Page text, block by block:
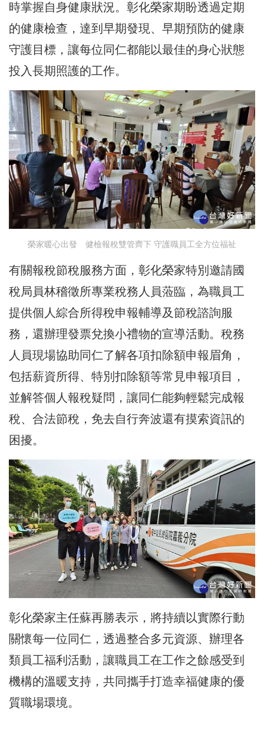
時掌握自身健康狀況。彰化榮家期盼透過定期
的健康檢查，達到早期發現、早期預防的健康
守護目標，讓每位同仁都能以最佳的身心狀態
投入長期照護的工作。
榮家暖心出發 健檢報稅雙管齊下 守護職員工全方位福祉
有關報稅節稅服務方面，彰化榮家特別邀請國
稅局員林稽徵所專業稅務人員蒞臨，為職員工
提供個人綜合所得稅申報輔導及節稅諮詢服
務，還辦理發票兌換小禮物的宣導活動。稅務
人員現場協助同仁了解各項扣除額申報眉角，
包括薪資所得、特別扣除額等常見申報項目，
並解答個人報稅疑問，讓同仁能夠輕鬆完成報
稅、合法節稅，免去自行奔波還有摸索資訊的
困擾。
彰化榮家主任蘇再勝表示，將持續以實際行動
關懷每一位同仁，透過整合多元資源、辦理各
類員工福利活動，讓職員工在工作之餘感受到
機構的溫暖支持，共同攜手打造幸福健康的優
質職場環境。